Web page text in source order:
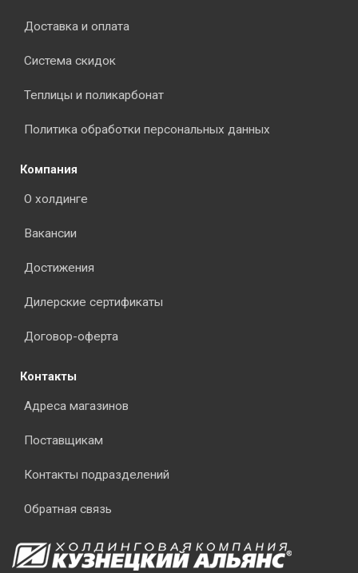
Доставка и оплата
Система скидок
Теплицы и поликарбонат
Политика обработки персональных данных
Компания
О холдинге
Вакансии
Достижения
Дилерские сертификаты
Договор-оферта
Контакты
Адреса магазинов
Поставщикам
Контакты подразделений
Обратная связь